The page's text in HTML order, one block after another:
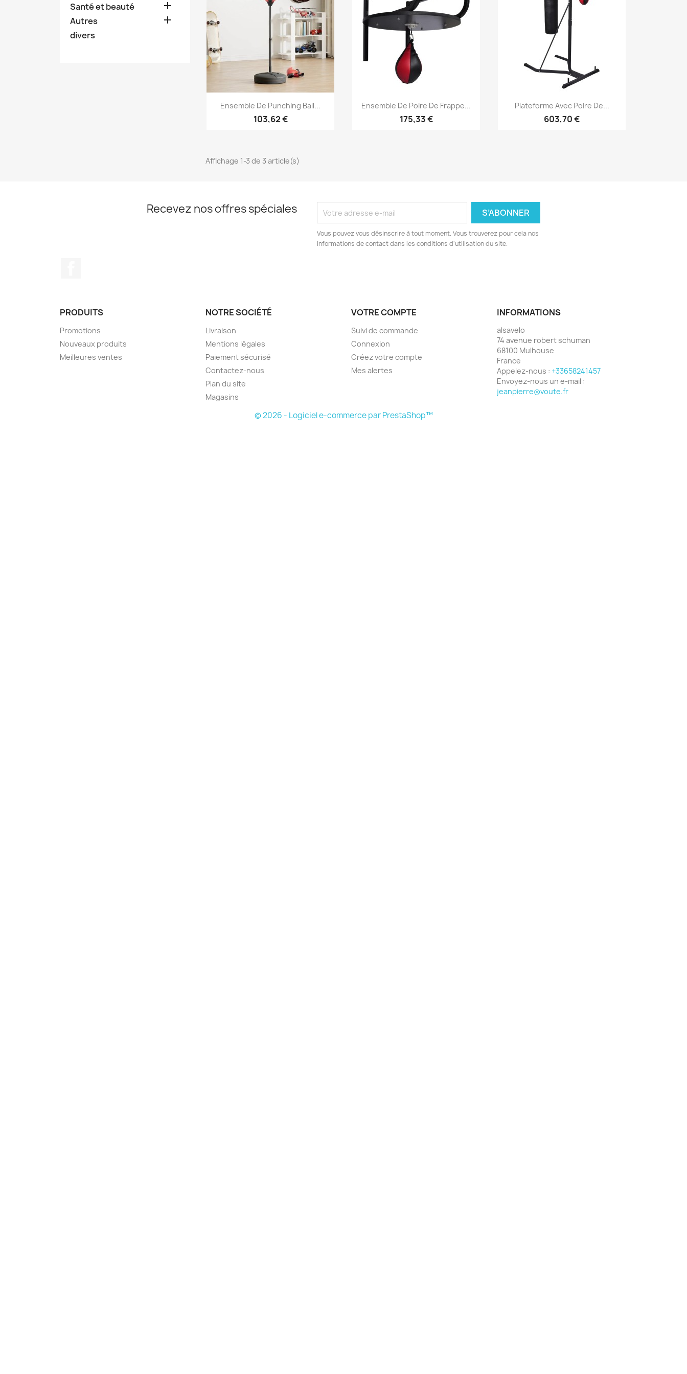
Santé et beauté 
Autres 
divers
Aperçu rapide
Ensemble De Punching Ball...
103,62 €
Aperçu rapide
Ensemble De Poire De Frappe...
175,33 €
Aperçu rapide
Plateforme Avec Poire De...
603,70 €
Affichage 1-3 de 3 article(s)
Recevez nos offres spéciales
Vous pouvez vous désinscrire à tout moment. Vous trouverez pour cela nos
informations de contact dans les conditions d'utilisation du site.
PRODUITS
Promotions
Nouveaux produits
Meilleures ventes
NOTRE SOCIÉTÉ
Livraison
Mentions légales
Paiement sécurisé
Contactez-nous
Plan du site
Magasins
VOTRE COMPTE
Suivi de commande
Connexion
Créez votre compte
Mes alertes
INFORMATIONS
alsavelo
74 avenue robert schuman
68100 Mulhouse
France
Appelez-nous : +33658241457
Envoyez-nous un e-mail :
jeanpierre@voute.fr
© 2026 - Logiciel e-commerce par PrestaShop™